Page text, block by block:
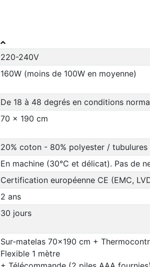
220-240V
160W (moins de 100W en moyenne)
De 18 à 48 degrés en conditions
70 x 190 cm
20% coton - 80% polyester /
En machine (30°C et délicat). Pas de
Certification européenne CE (EMC,
2 ans
30 jours
Sur-matelas 70x190 cm +
Flexible 1 mètre